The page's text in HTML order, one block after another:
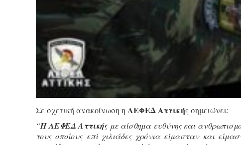
Σε σχετική ανακοίνωση η ΛΕΦΕΔ Αττικής σημειώνει:
“Η ΛΕΦΕΔ Αττικήςμε αίσθημα ευθύνης και
τους οποίους επί χιλιάδες χρόνια είμασταν και